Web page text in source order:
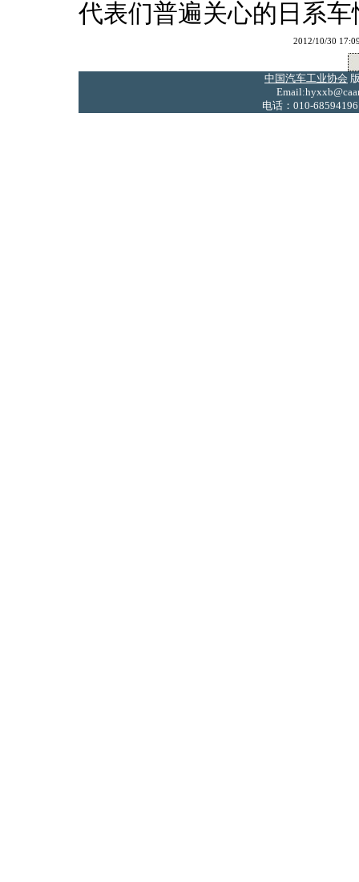
代表们普遍关心的日系
2012/10/30
中国汽车工业协会
电话：010-